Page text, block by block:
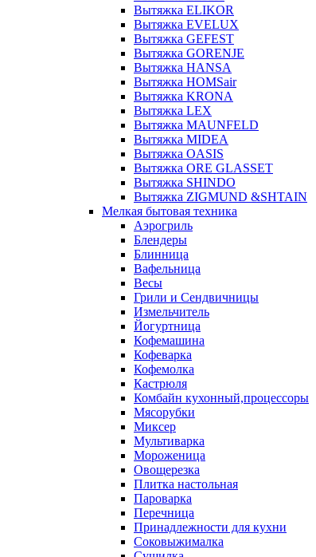
Вытяжка ELIKOR
Вытяжка EVELUX
Вытяжка GEFEST
Вытяжка GORENJE
Вытяжка HANSA
Вытяжка HOMSair
Вытяжка KRONA
Вытяжка LEX
Вытяжка MAUNFELD
Вытяжка MIDEA
Вытяжка OASIS
Вытяжка ORE GLASSET
Вытяжка SHINDO
Вытяжка ZIGMUND &SHTAIN
Мелкая бытовая техника
Аэрогриль
Блендеры
Блинница
Вафельница
Весы
Грили и Сендвичницы
Измельчитель
Йогуртница
Кофемашина
Кофеварка
Кофемолка
Кастрюля
Комбайн кухонный,процессоры
Мясорубки
Миксер
Мультиварка
Мороженица
Овощерезка
Плитка настольная
Пароварка
Перечница
Принадлежности для кухни
Соковыжималка